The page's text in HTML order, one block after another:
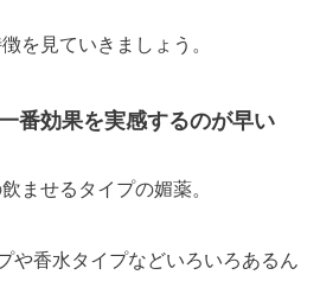
を見ていきましょう。
番効果を実感するのが早い
ませるタイプの媚薬。
や香水タイプなどいろいろあるん